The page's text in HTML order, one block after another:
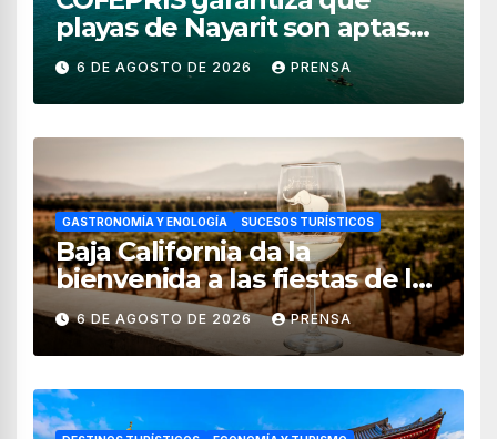
playas de Nayarit son aptas
para uso recreativo
6 DE AGOSTO DE 2026 PRENSA
GASTRONOMÍA Y ENOLOGÍA SUCESOS TURÍSTICOS
Baja California da la
bienvenida a las fiestas de la
vendimia 2026
6 DE AGOSTO DE 2026 PRENSA